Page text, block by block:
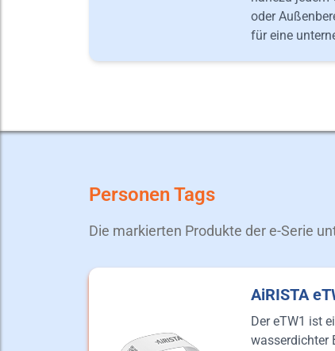
oder
für eine
Personen Tags
Die markierten Produkte der e-Serie
AiRISTA
Der eTW1 ist
wasserdichter